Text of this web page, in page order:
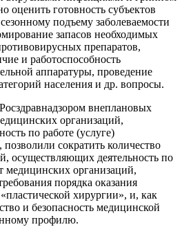
оценить готовность субъектов
подъему заболеваемости
запасов необходимых
препаратов,
и работоспособность
аппаратуры, проведение
населения и др. вопросы.
внеплановых
организаций,
по работе (услуге)
позволили сократить количество
осуществляющих деятельность по
медицинских организаций,
порядка оказания
хирургии», и, как
и безопасность медицинской
профилю.